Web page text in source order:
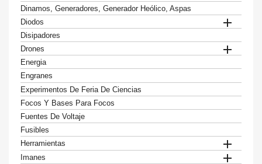
Dinamos, Generadores, Generador Heólico, Aspas
Diodos

Disipadores
Drones

Energia
Engranes
Experimentos De Feria De Ciencias
Focos Y Bases Para Focos
Fuentes De Voltaje
Fusibles
Herramientas

Imanes 